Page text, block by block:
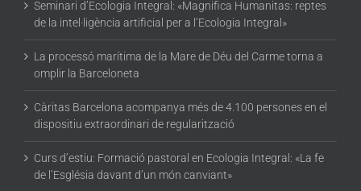
Seminari d’Ecologia Integral: «Magnifica Humanitas: reptes
de la intel·ligència artificial per a l’Ecologia Integral»
La processó marítima de la Mare de Déu del Carme torna a
omplir la Barceloneta
Càritas Barcelona acompanya més de 4.100 persones en el
dispositiu extraordinari de regularització
Curs d’estiu: Formació pastoral en Ecologia Integral: «La fe
de l’Església davant d’un món canviant»